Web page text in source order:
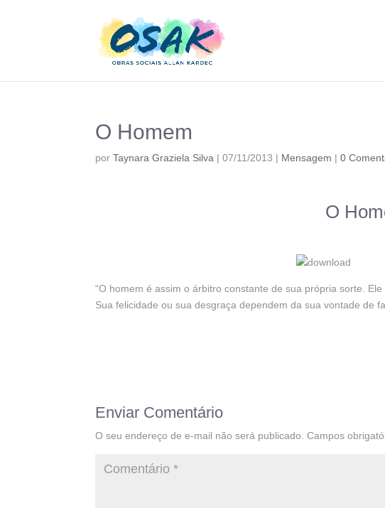
O Homem
porTaynara Graziela Silva |07/11/2013 | Mensagem |0
O
“O homem é assim o árbitro constante de sua própria sorte.
Sua felicidade ou sua desgraça dependem da sua vontade de
Enviar Comentário
O seu endereço de e-mail não será publicado. Campos